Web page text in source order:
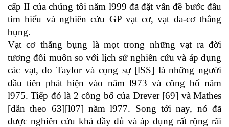
cấp II của chúng tôi năm l999 đã đặt vấn đề bước đầu
tìm hiểu và nghiên cứu GP vạt cơ, vạt da-cơ thẳng
bụng.
Vạt cơ thẳng bụng là mọt trong những vạt ra đời
tương đối muôn so với lịch sử nghiên cứu và áp dụng
các vạt, do Taylor và cọng sự [lSS] là những người
đầu tiên phát hiện vào năm l973 và công bố năm
l975. Tiếp đó là 2 công bố của Drever [69] và Mathes
[dẫn theo 63][l07] năm l977. Song tới nay, nó đã
được nghiên cứu khá đầy đủ và áp dụng rất rộng rãi